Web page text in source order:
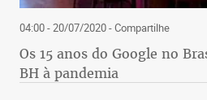
04:00 - 20/07/2020- Compartilhe
Os 15 anos do Google no
BH à pandemia